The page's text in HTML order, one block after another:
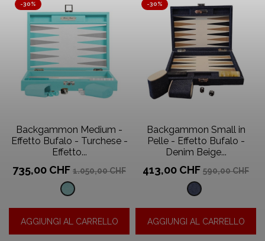
-30%
Backgammon Medium -
Effetto Bufalo - Turchese -
Effetto...
Prezzo
735,00 CHFPrezzo
1.050,00 CHF
Effetto
Galuchat
-
AGGIUNGI AL CARRELLO
-30%
Backgammon Small in
Pelle - Effetto Bufalo -
Denim Beige...
Prezzo
413,00 CHFPrezzo
590,00 CHF
Jeans
in
denim
AGGIUNGI AL CARRELLO